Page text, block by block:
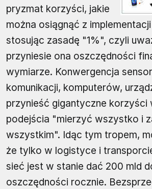
pryzmat korzyści, jakie
można osiągnąć z
stosując zasadę "1%", czyli
przyniesie ona oszczędności
wymiarze. Konwergencja
komunikacji, komputerów,
przynieść gigantyczne korzyści
podejścia "mierzyć wszystko i
wszystkim". Idąc tym tropem,
że tylko w logistyce i
sieć jest w stanie dać 200 mld
oszczędności rocznie.